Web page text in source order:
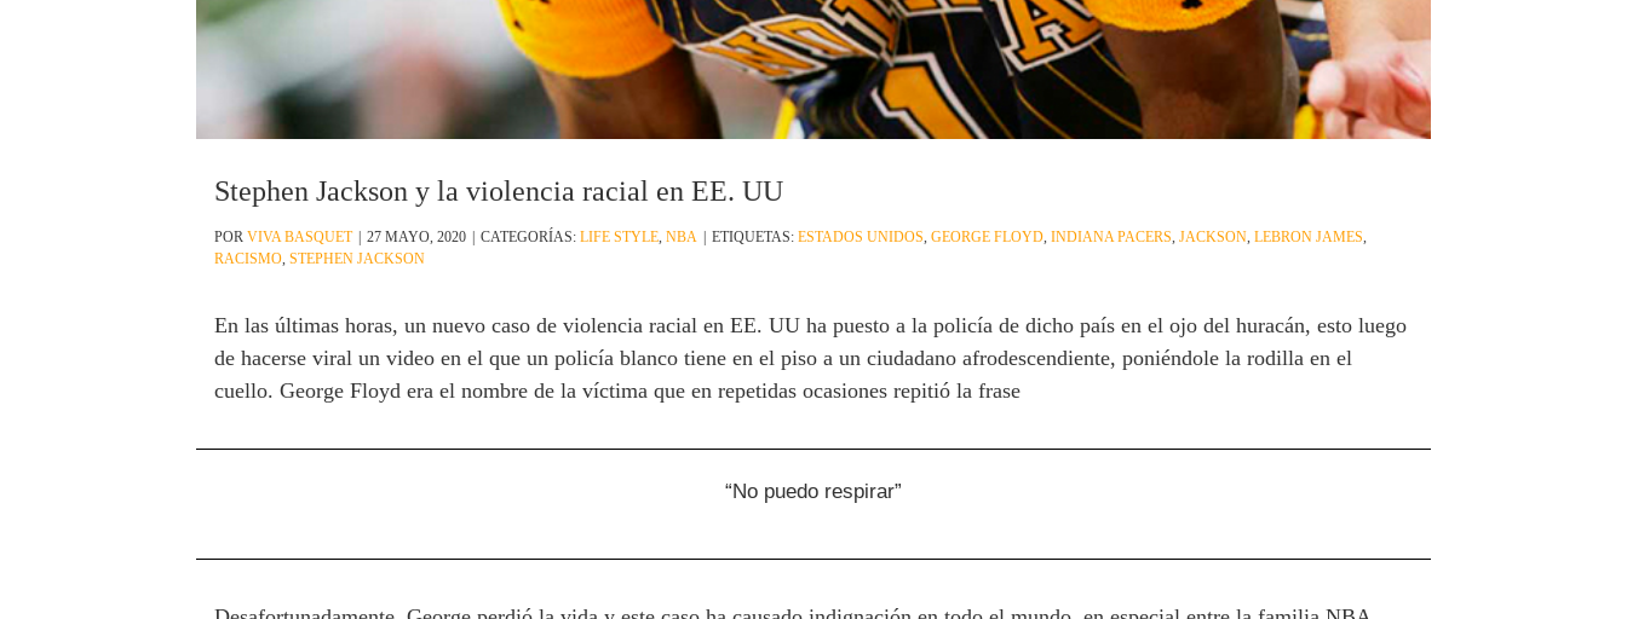
Stephen Jackson y la violencia racial en EE. UU
POR VIVA BASQUET 27 MAYO, 2020 CATEGORÍAS: LIFE STYLE, NBA ETIQUETAS: ESTADOS UNIDOS, GEORGE FLOYD, INDIANA PACERS, JACKSON, LEBRON JAMES,
RACISMO, STEPHEN JACKSON
En las últimas horas, un nuevo caso de violencia racial en EE. UU ha puesto a la policía de dicho país en el ojo del huracán, esto luego
de hacerse viral un video en el que un policía blanco tiene en el piso a un ciudadano afrodescendiente, poniéndole la rodilla en el
cuello. George Floyd era el nombre de la víctima que en repetidas ocasiones repitió la frase
“No puedo respirar”